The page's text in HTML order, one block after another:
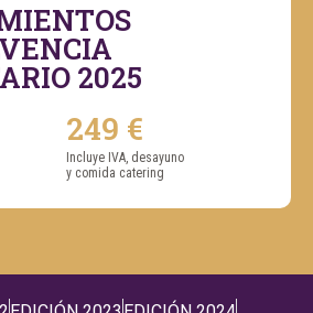
2025
249 €
Incluye IVA, desayuno
y comida catering